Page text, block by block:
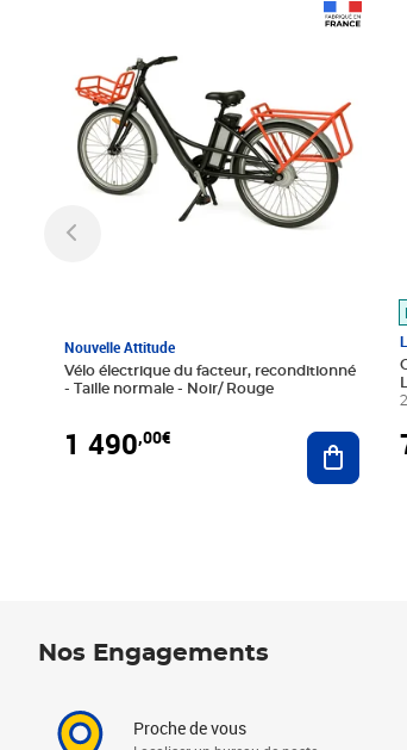
Nouvelle Attitude
Vélo électrique du facteur, reconditionné
- Taille normale - Noir/ Rouge
1 490,00€ Ajouter
Nos Engagements
Proche de vous